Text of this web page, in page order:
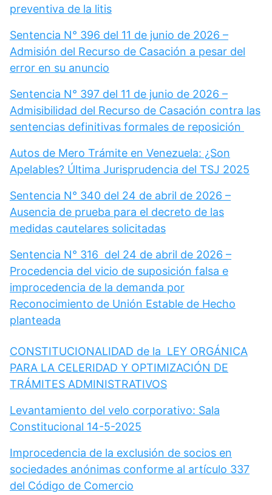
preventiva de la litis
Sentencia N° 396 del 11 de junio de 2026 –
Admisión del Recurso de Casación a pesar del
error en su anuncio
Sentencia N° 397 del 11 de junio de 2026 –
Admisibilidad del Recurso de Casación contra las
sentencias definitivas formales de reposición
Autos de Mero Trámite en Venezuela: ¿Son
Apelables? Última Jurisprudencia del TSJ 2025
Sentencia N° 340 del 24 de abril de 2026 –
Ausencia de prueba para el decreto de las
medidas cautelares solicitadas
Sentencia N° 316 del 24 de abril de 2026 –
Procedencia del vicio de suposición falsa e
improcedencia de la demanda por
Reconocimiento de Unión Estable de Hecho
planteada
CONSTITUCIONALIDAD de la LEY ORGÁNICA
PARA LA CELERIDAD Y OPTIMIZACIÓN DE
TRÁMITES ADMINISTRATIVOS
Levantamiento del velo corporativo: Sala
Constitucional 14-5-2025
Improcedencia de la exclusión de socios en
sociedades anónimas conforme al artículo 337
del Código de Comercio